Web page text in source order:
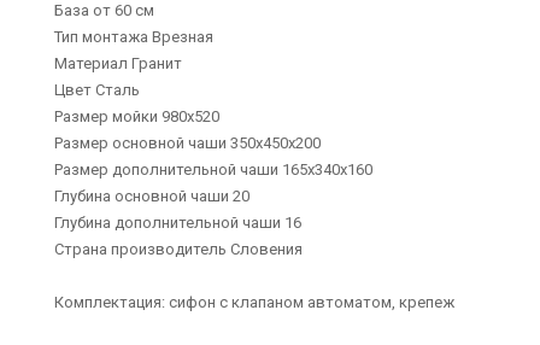
База от 60 см
Тип монтажа Врезная
Материал Гранит
Цвет Сталь
Размер мойки 980х520
Размер основной чаши 350х450х200
Размер дополнительной чаши 165х340х160
Глубина основной чаши 20
Глубина дополнительной чаши 16
Страна производитель Словения
Комплектация: сифон с клапаном автоматом, крепеж